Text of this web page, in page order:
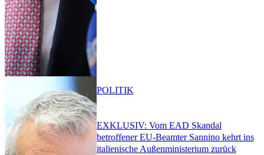
EXKLUSIV: Vom EAD Skandal
betroffener EU-Beamter Sannino kehrt ins
italienische Außenministerium zurück
POLITIK